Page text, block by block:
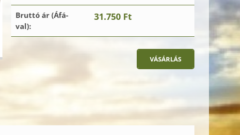
Bruttó ár (Áfá-
val):
31.750 Ft